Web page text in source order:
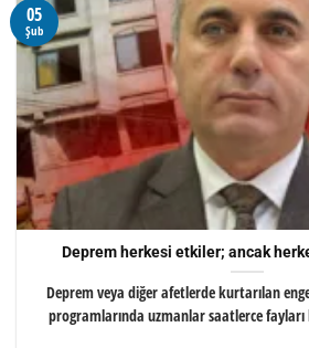
Deprem herkesi etkiler; ancak
Deprem veya diğer afetlerde kurtarılan
programlarında uzmanlar saatlerce
05
Şub